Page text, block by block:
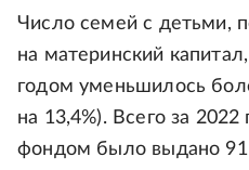
Число семей с детьми,
на материнский
годом уменьшилось
на 13,4%). Всего за
фондом было выдано